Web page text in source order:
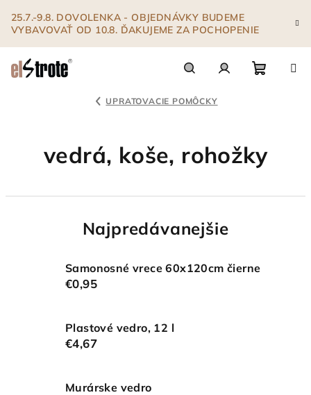
obsah
25.7.-9.8. DOVOLENKA - OBJEDNÁVKY BUDEME
VYBAVOVAŤ OD 10.8. ĎAKUJEME ZA POCHOPENIE
UPRATOVACIE POMÔCKY
vedrá, koše, rohožky
Najpredávanejšie
Samonosné vrece 60x120cm čierne
€0,95
Plastové vedro, 12 l
€4,67
Murárske vedro